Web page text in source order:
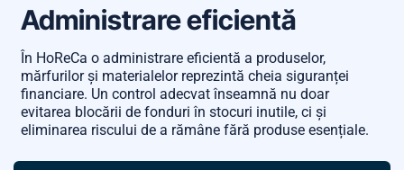
Administrare eficientă
În HoReCa o administrare eficientă a produselor,
mărfurilor și materialelor reprezintă cheia siguranței
financiare. Un control adecvat înseamnă nu doar
evitarea blocării de fonduri în stocuri inutile, ci și
eliminarea riscului de a rămâne fără produse esențiale.